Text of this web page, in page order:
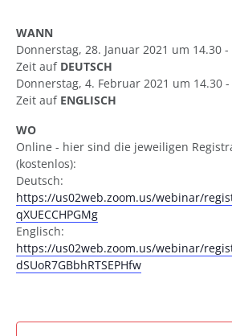
WANN
Donnerstag, 28. Januar 2021 um 14.30
Zeit auf DEUTSCH
Donnerstag, 4. Februar 2021 um 14.30
Zeit auf ENGLISCH
WO
Online - hier sind die jeweiligen
(kostenlos):
Deutsch:
https://us02web.zoom.us/webinar/
qXUECCHPGMg
Englisch:
https://us02web.zoom.us/webinar/
dSUoR7GBbhRTSEPHfw